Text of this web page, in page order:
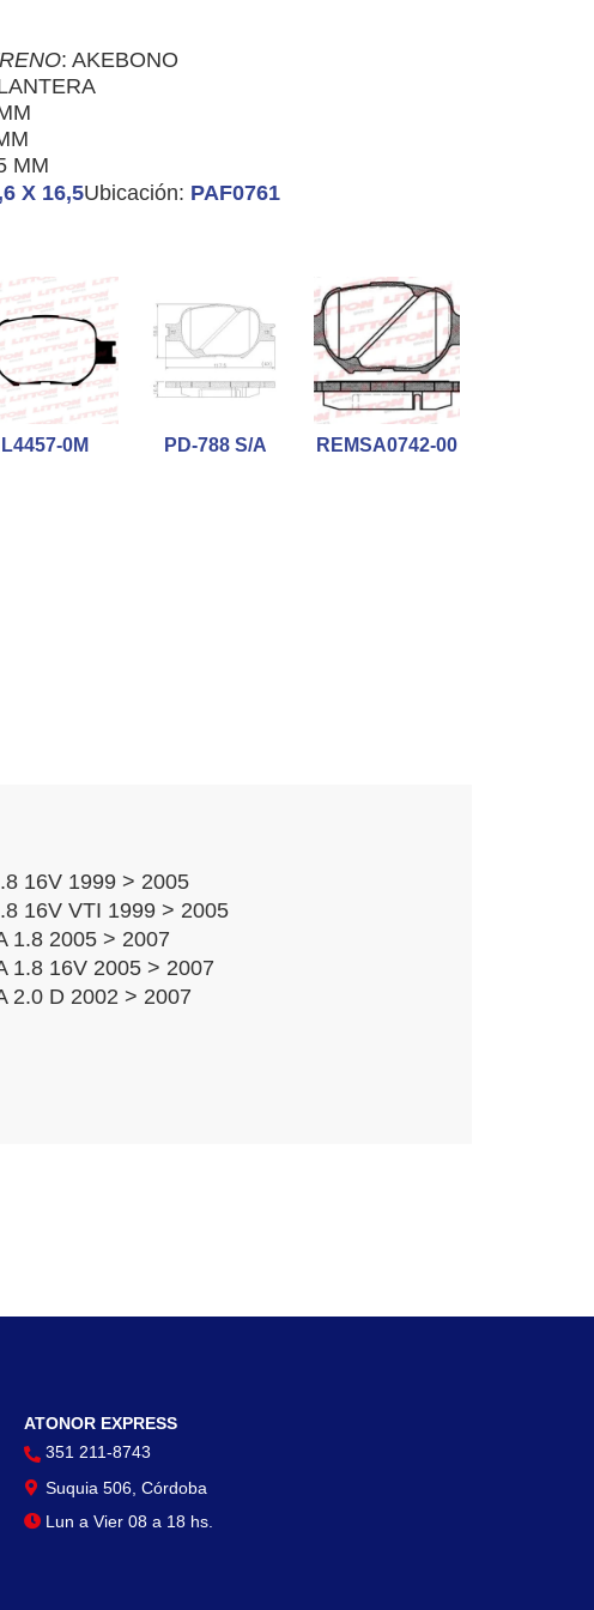
: AKEBONO
MM
X 16,5Ubicación: PAF0761
L4457-0M PD-788 S/A REMSA0742-00
16V 1999 > 2005
16V VTI 1999 > 2005
1.8 2005 > 2007
1.8 16V 2005 > 2007
2.0 D 2002 > 2007
ATONOR EXPRESS
351 211-8743
Suquia 506, Córdoba
Lun a Vier 08 a 18 hs.